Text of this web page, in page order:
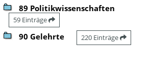
89 Politikwissenschaften
59 Einträge
90 Gelehrte 220 Einträge